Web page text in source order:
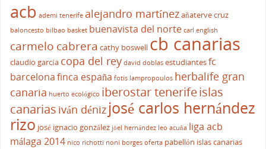
acb ademi tenerife alejandro martínezañaterve cruz
baloncesto bilbao basket buenavista del norte carl english
carmelo cabrera cathy boswell cb canarias
claudio garcía copa del rey david doblas estudiantesfc
barcelonafinca españa fotis lampropoulos herbalife gran
canaria huerto ecológico iberostar tenerifeislas
canarias iván déniz josé carlos hernández
rizo josé ignacio gonzález jöel hernández leo acuña liga acb
málaga 2014 nico richotti noni borges oferta pabellón islas canarias